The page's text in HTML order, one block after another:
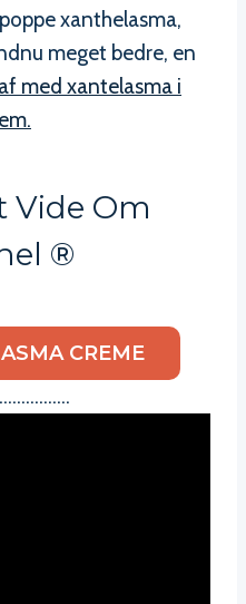
xanthelasma,
meget bedre, en
med xantelasma i
Vide Om
®
CREME